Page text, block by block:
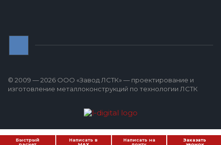
© 2009 — 2026 ООО «Завод ЛСТК» — проектирование и
изготовление металлоконструкций по технологии ЛСТК
Быстрый
Написать в
Написать на
Заказать